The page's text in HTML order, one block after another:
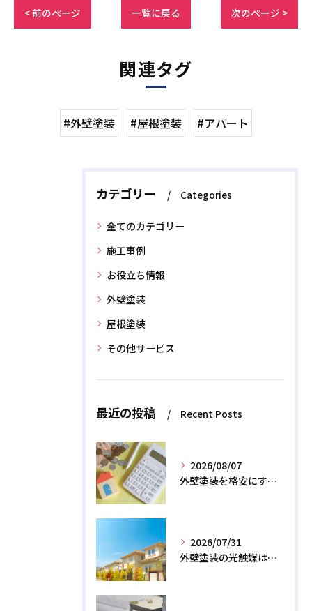
< 前のページ 一覧に戻る 次のページ >
関連タグ
#外壁塗装 #屋根塗装 #アパート
カテゴリー Categories
全てのカテゴリー
施工事例
お役立ち情報
外壁塗装
屋根塗装
その他サービス
最近の投稿 Recent Posts
2026/08/07
外壁塗装を格安にする裏ワザ！専門店に直接頼むと数十万浮く？
2026/07/31
外壁塗装の光触媒は効果なし？デメリットと2026年のリアル